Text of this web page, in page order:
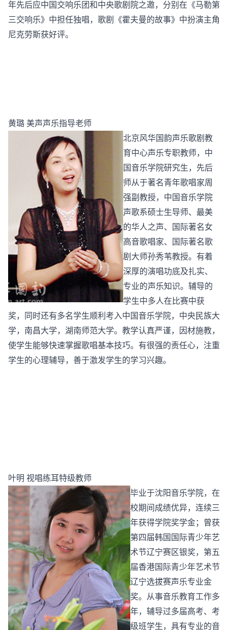
年先后应中国交响乐团和中央歌剧院之邀，分别在《马勒第
三交响乐》中担任独唱，歌剧《霍夫曼的故事》中扮演主角
尼克劳斯获好评。
黄璐 美声声乐指导老师
北京风华国韵声乐歌剧教
育中心声乐专职教师，中
国音乐学院研究生，先后
师从于著名青年歌唱家周
强副教授，中国音乐学院
声歌系硕士生导师、最美
的华人之声、国际著名女
高音歌唱家、国际著名歌
剧大师孙秀苇教授。有着
深厚的演唱功底及扎实、
专业的声乐知识。辅导的
学生中多人在比赛中获
奖，同时还有多名学生顺利考入中国音乐学院，中央民族大
学，南昌大学，湖南师范大学。教学认真严谨，因材施教，
使学生能够快速掌握歌唱基本技巧。有很强的责任心，注重
学生的心理辅导，善于激发学生的学习兴趣。
叶明 视唱练耳特级教师
毕业于沈阳音乐学院，在
校期间成绩优异，连续三
年获得学院奖学金；曾获
第四届韩国国际青少年艺
术节辽宁赛区银奖，第五
届香港国际青少年艺术节
辽宁选拔赛声乐专业金
奖。从事音乐教育工作多
年，辅导过多届高考、考
级班学生，具有专业的音